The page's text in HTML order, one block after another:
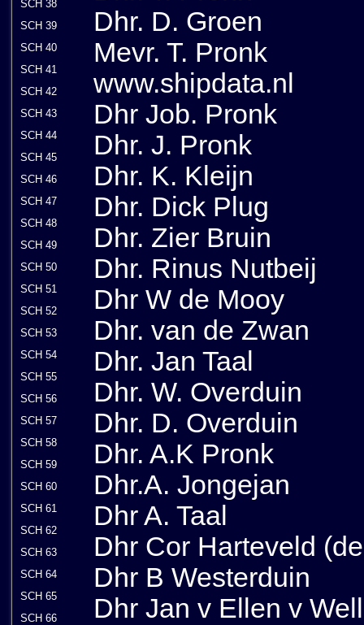
SCH 38
SCH 39
SCH 40
SCH 41
SCH 42
SCH 43
SCH 44
SCH 45
SCH 46
SCH 47
SCH 48
SCH 49
SCH 50
SCH 51
SCH 52
SCH 53
SCH 54
SCH 55
SCH 56
SCH 57
SCH 58
SCH 59
SCH 60
SCH 61
SCH 62
SCH 63
SCH 64
SCH 65
SCH 66
Dhr. D. Groen
Mevr. T. Pronk
www.shipdata.nl
Dhr Job. Pronk
Dhr. J. Pronk
Dhr. K. Kleijn
Dhr. Dick Plug
Dhr. Zier Bruin
Dhr. Rinus Nutbeij
Dhr W de Mooy
Dhr. van de Zwan
Dhr. Jan Taal
Dhr. W. Overduin
Dhr. D. Overduin
Dhr. A.K Pronk
Dhr.A. Jongejan
Dhr A. Taal
Dhr Cor Harteveld
Dhr B Westerduin
Dhr Jan v Ellen v